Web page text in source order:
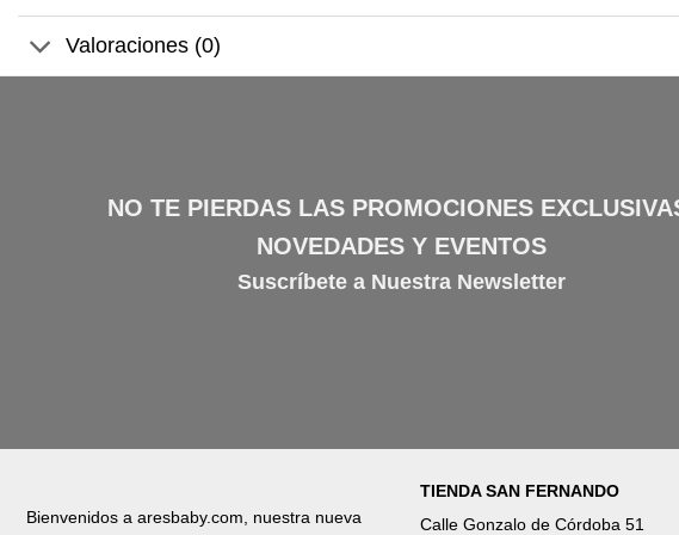
Valoraciones (0)
NO TE PIERDAS LAS PROMOCIONES
NOVEDADES Y EVENTOS
Suscríbete a Nuestra Newsletter
Bienvenidos a aresbaby.com, nuestra nueva
TIENDA SAN FERNANDO
Calle Gonzalo de Córdoba 51